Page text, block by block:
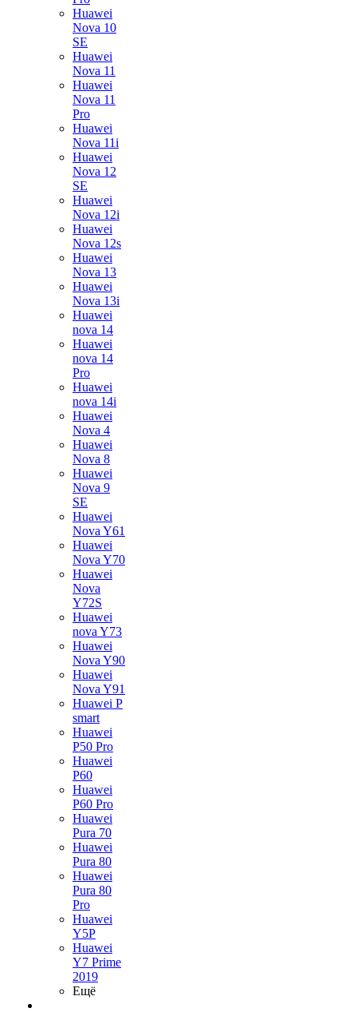
Huawei
Nova 10
SE
Huawei
Nova 11
Huawei
Nova 11
Pro
Huawei
Nova 11i
Huawei
Nova 12
SE
Huawei
Nova 12i
Huawei
Nova 12s
Huawei
Nova 13
Huawei
Nova 13i
Huawei
nova 14
Huawei
nova 14
Pro
Huawei
nova 14i
Huawei
Nova 4
Huawei
Nova 8
Huawei
Nova 9
SE
Huawei
Nova Y61
Huawei
Nova Y70
Huawei
Nova
Y72S
Huawei
nova Y73
Huawei
Nova Y90
Huawei
Nova Y91
Huawei P
smart
Huawei
P50 Pro
Huawei
P60
Huawei
P60 Pro
Huawei
Pura 70
Huawei
Pura 80
Huawei
Pura 80
Pro
Huawei
Y5P
Huawei
Y7 Prime
2019
Ещё